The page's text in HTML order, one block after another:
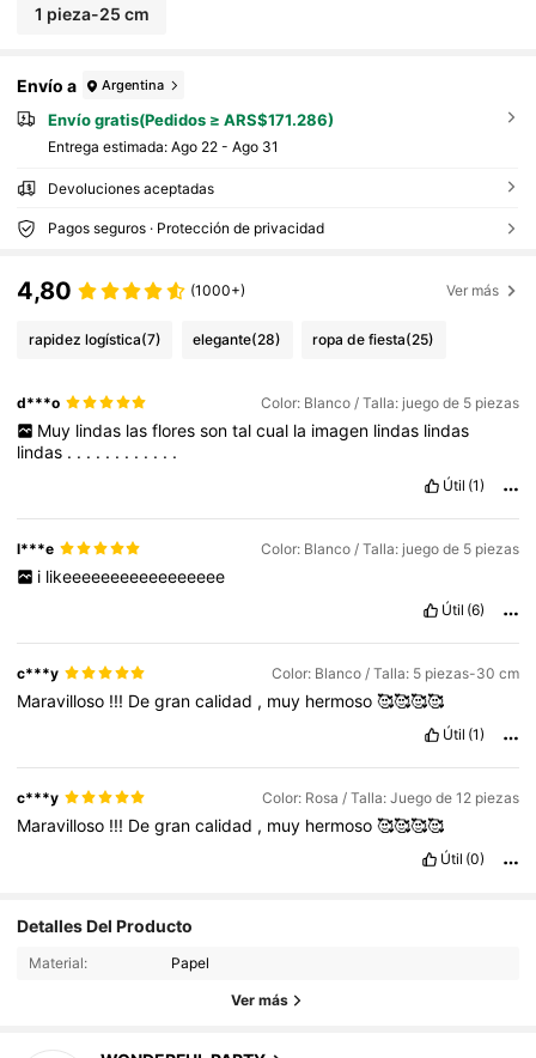
1 pieza-25 cm
Envío a Argentina
Envío gratis(Pedidos ≥ ARS$171.286)
Entrega estimada: Ago 22 - Ago 31
Devoluciones aceptadas
Pagos seguros · Protección de privacidad
4,80 (1000+) Ver más
rapidez logística(7) elegante(28) ropa de fiesta(25)
d***o Color: Blanco / Talla: juego de 5 piezas
Muy lindas las flores son tal cual la imagen lindas lindas
lindas . . . . . . . . . . . .
Útil (1)
l***e Color: Blanco / Talla: juego de 5 piezas
i likeeeeeeeeeeeeeeeee
Útil (6)
c***y Color: Blanco / Talla: 5 piezas-30 cm
Maravilloso !!! Degrancalidad , muy hermoso🥰🥰🥰🥰
Útil (1)
c***y Color: Rosa / Talla: Juego de 12 piezas
Maravilloso !!! Degrancalidad , muy hermoso🥰🥰🥰🥰
Útil (0)
Detalles Del Producto
Material: Papel
Ver más
4,93 5.4K Seguidores